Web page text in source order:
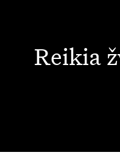
Reikia